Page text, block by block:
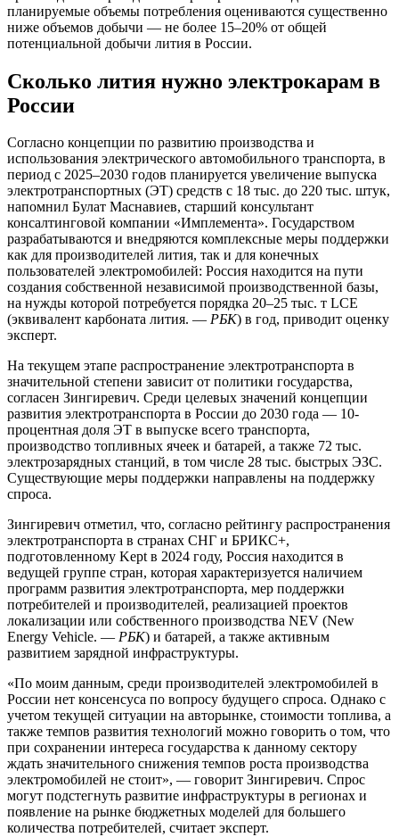
планируемые объемы потребления оцениваются существенно
ниже объемов добычи — не более 15–20% от общей
потенциальной добычи лития в России.
Сколько лития нужно электрокарам в
России
Согласно концепции по развитию производства и
использования электрического автомобильного транспорта, в
период с 2025–2030 годов планируется увеличение выпуска
электротранспортных (ЭТ) средств с 18 тыс. до 220 тыс. штук,
напомнил Булат Маснавиев, старший консультант
консалтинговой компании «Имплемента». Государством
разрабатываются и внедряются комплексные меры поддержки
как для производителей лития, так и для конечных
пользователей электромобилей: Россия находится на пути
создания собственной независимой производственной базы,
на нужды которой потребуется порядка 20–25 тыс. т LCE
(эквивалент карбоната лития. — РБК) в год, приводит оценку
эксперт.
На текущем этапе распространение электротранспорта в
значительной степени зависит от политики государства,
согласен Зингиревич. Среди целевых значений концепции
развития электротранспорта в России до 2030 года — 10-
процентная доля ЭТ в выпуске всего транспорта,
производство топливных ячеек и батарей, а также 72 тыс.
электрозарядных станций, в том числе 28 тыс. быстрых ЭЗС.
Существующие меры поддержки направлены на поддержку
спроса.
Зингиревич отметил, что, согласно рейтингу распространения
электротранспорта в странах СНГ и БРИКС+,
подготовленному Kept в 2024 году, Россия находится в
ведущей группе стран, которая характеризуется наличием
программ развития электротранспорта, мер поддержки
потребителей и производителей, реализацией проектов
локализации или собственного производства NEV (New
Energy Vehicle. — РБК) и батарей, а также активным
развитием зарядной инфраструктуры.
«По моим данным, среди производителей электромобилей в
России нет консенсуса по вопросу будущего спроса. Однако с
учетом текущей ситуации на авторынке, стоимости топлива, а
также темпов развития технологий можно говорить о том, что
при сохранении интереса государства к данному сектору
ждать значительного снижения темпов роста производства
электромобилей не стоит», — говорит Зингиревич. Спрос
могут подстегнуть развитие инфраструктуры в регионах и
появление на рынке бюджетных моделей для большего
количества потребителей, считает эксперт.